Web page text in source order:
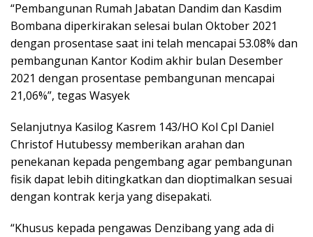
“Pembangunan Rumah Jabatan Dandim dan Kasdim
Bombana diperkirakan selesai bulan Oktober 2021
dengan prosentase saat ini telah mencapai 53.08% dan
pembangunan Kantor Kodim akhir bulan Desember
2021 dengan prosentase pembangunan mencapai
21,06%”, tegas Wasyek
Selanjutnya Kasilog Kasrem 143/HO Kol Cpl Daniel
Christof Hutubessy memberikan arahan dan
penekanan kepada pengembang agar pembangunan
fisik dapat lebih ditingkatkan dan dioptimalkan sesuai
dengan kontrak kerja yang disepakati.
“Khusus kepada pengawas Denzibang yang ada di